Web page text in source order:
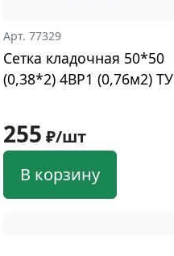
Арт. 77329
Сетка кладочная 50*50
(0,38*2) 4ВР1 (0,76м2) ТУ
255 ₽/шт
В корзину